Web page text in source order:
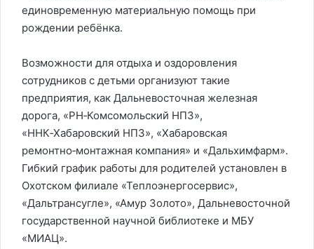
единовременную материальную помощь при
рождении ребёнка.
Возможности для отдыха и оздоровления
сотрудников с детьми организуют такие
предприятия, как Дальневосточная железная
дорога, «РН‑Комсомольский НПЗ»,
«ННК‑Хабаровский НПЗ», «Хабаровская
ремонтно‑монтажная компания» и «Дальхимфарм».
Гибкий график работы для родителей установлен в
Охотском филиале «Теплоэнергосервис»,
«Дальтрансугле», «Амур Золото», Дальневосточной
государственной научной библиотеке и МБУ
«МИАЦ».